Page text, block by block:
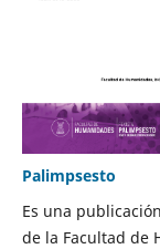
Palimpsesto
Es una
de la Facultad de